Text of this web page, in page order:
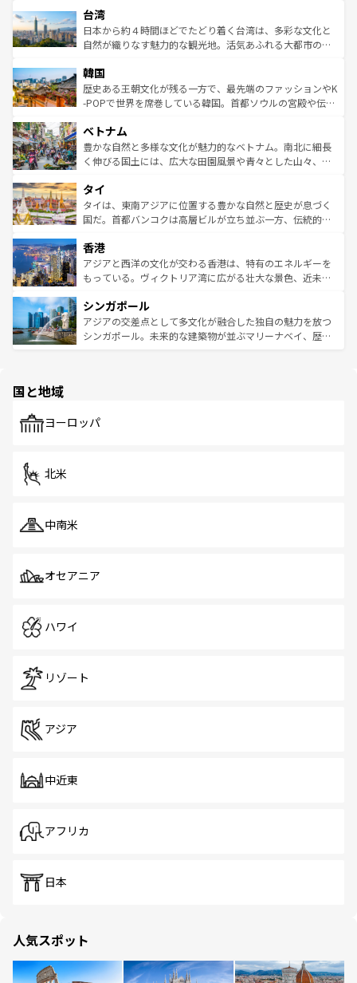
情報は
人々、おいしいローカルフードやハワイアンミュージッ
ク、伝統的なフラダンスなど、すべてがハワイの魅力を彩
っている。訪れるたびに新しい発見と感動が待っているハ
はコンテンツ一覧
リアリーフや大陸中央部にそびえるウルル（エアーズロッ
ク）、タスマニアの美しい原生林やケアンズの熱帯雨林な
ど、見どころがたくさん。また、カフェやワイン、オージ
いる。アクティビティも充実しており、サーフィンやダイ
ビング、ハイキングなど、アウトドア好きにはたまらな
い。オーストラリアの多彩な魅力を存分に味わいつくそ
参照してほしい。
台湾
日本から約４時間ほどでたどり着く台湾は、多彩な文化と
自然が織りなす魅力的な観光地。活気あふれる大都市の台
ン）、静ひつな山岳地帯である台湾東部など、都市の喧騒
と山間の静けさが共存しており、訪れる人に新しい発見と
驚きをもたらしてくれる。また、奥深い台湾の食文化も魅
容にもいいと評判のスイーツなど、バラエティ豊かな料理
が味わえる。 なお、新着の台湾情報は コンテンツ一覧を参
照してほしい。
韓国
歴史ある王朝文化が残る一方で、最先端のファッションやK
-POPで世界を席巻している韓国。首都ソウルの宮殿や伝統
き、地方に足を延ばせば四季折々の自然美を楽しむことが
できる。そして、キムチや焼肉、絶品のストリートフード
まで、さまざまな韓国料理が待っている。夜には、韓国な
リティに包まれながら、韓国の多彩な魅力を心ゆくまで味
わってみてほしい。 なお、新着の韓国情報はコンテンツ一
覧を参照してほしい。
ベトナム
豊かな自然と多様な文化が魅力的なベトナム。南北に細長
く伸びる国土には、広大な田園風景や青々とした山々、世
急速な発展と共に伝統が息づく。ハノイの古い町並みやホ
ーチミン市のフランス統治時代の建物も、独特の雰囲気を
醸し出している。また、バラエティの豊かさとおいしさで
とつ。フォーやバインミー、ベトナムコーヒーなどは、ぜ
ひ現地で味わいたい。どの地域を訪れてもあたたかい人々
が旅行者を迎えてくれるので、きっと忘れられない旅にな
参照してほしい。
タイ
タイは、東南アジアに位置する豊かな自然と歴史が息づく
国だ。首都バンコクは高層ビルが立ち並ぶ一方、伝統的な
の活気が交差している。北部ではチェンマイなどの山岳地
帯で自然と触れ合い、南部ではプーケットやクラビの美し
いビーチでリゾート気分を楽しむことができる。タイ料理
激する。気候は一年中温暖で、どの季節にも異なる楽しみ
が待っている。親しみやすいタイの人々、仏教を中心とし
た文化、そして多様な観光資源が、訪れる旅人を魅了し続
香港
アジアと西洋の文化が交わる香港は、特有のエネルギーを
もっている。ヴィクトリア湾に広がる壮大な景色、近未来
み、どこを訪れても感動するはず。観光スポットが密集し
ており、効率よく見どころを回れるのも魅力。息をのむよ
うな絶景から文化的な体験まで、香港を存分に楽しみ尽く
シンガポール
アジアの交差点として多文化が融合した独自の魅力を放つ
シンガポール。未来的な建築物が並ぶマリーナベイ、歴史
で、ホーカーズは地元の風情を楽しめる外せないスポット
国と地域
ヨーロッパ
北米
中南米
オセアニア
ハワイ
リゾート
アジア
中近東
アフリカ
日本
人気スポット